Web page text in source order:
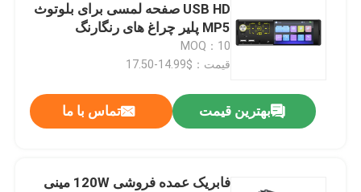
USB HD صفحه لمسی برای بلوتوث
MP5 پلیر چراغ های رنگارنگ
DVD VCD
MOQ：10
قیمت：$14.99-17.50
بهترین قیمت تماس با ما
فابریک عمده فروشی 120W مینی